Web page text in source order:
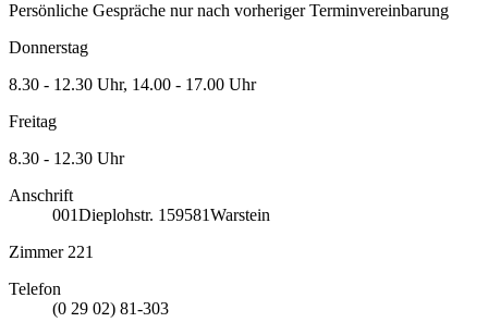
Persönliche Gespräche nur nach vorheriger Terminvereinbarung
Donnerstag
8.30 - 12.30 Uhr, 14.00 - 17.00 Uhr
Freitag
8.30 - 12.30 Uhr
Anschrift
001Dieplohstr. 1 59581Warstein
Zimmer 221
Telefon
(0 29 02) 81-303